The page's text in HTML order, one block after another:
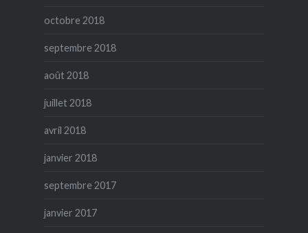
octobre 2018
septembre 2018
août 2018
juillet 2018
avril 2018
janvier 2018
septembre 2017
janvier 2017